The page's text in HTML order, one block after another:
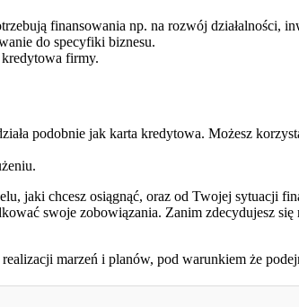
finansowania np. na rozwój działalności,
do specyfiki biznesu.
firmy.
podobnie jak karta kredytowa. Możesz
jaki chcesz osiągnąć, oraz od Twojej sytuacji
swoje zobowiązania. Zanim zdecydujesz
marzeń i planów, pod warunkiem że